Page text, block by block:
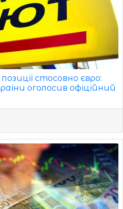
стосовно євро:
оголосив офіційний